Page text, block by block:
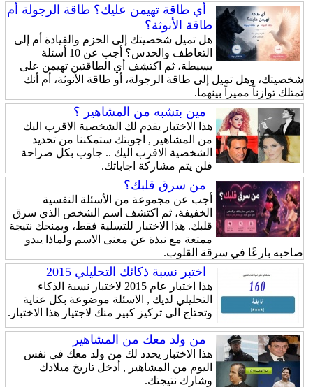
أي طاقة تهيمن عليك؟ طاقة الرجولة أم
طاقة الأنوثة؟
هل تميل شخصيتك إلى الحزم والقيادة أم إلى
التعاطف والحدس؟ أجب عن 10 أسئلة
بسيطة، ثم اكتشف أي الطاقتين تهيمن على
شخصيتك، وهل تميل إلى طاقة الرجولة، أو طاقة الأنوثة، أم أنك
تمتلك توازناً مميزاً بينهما.
مين بتشبه من المشاهير ؟
هذا الاختبار يقدم لك الشخصية الاقرب اليك
من المشاهير , اجوبتك ستمكننا من تحديد
الشخصية الاقرب اليك .. جاوب بكل صراحة
فلن يتم مشاركة اجاباتك.
من سرق قلبك؟
أجب عن مجموعة من الأسئلة النفسية
الخفيفة، ثم اكتشف اسم الشخص الذي سرق
قلبك. هذا الاختبار للتسلية فقط، ويمنحك نتيجة
ممتعة مع نبذة عن معنى الاسم ولماذا يبدو
صاحبه بارعًا في سرقة القلوب.
اختبر نسبة ذكائك التحليلي 2015
هذا اختبار عام 2015 لاختبار نسبة الذكاء
التحليلي لديك , الاسئلة موضوعة بكل عناية
وتحتاج الى تركيز كبير منك لاجتياز هذا الاختبار.
من ولد معك من المشاهير
هذا الاختبار يحدد لك من ولد معك في نفس
اليوم من المشاهير , أدخل تاريخ ميلادك
وشارك نتيجتك.